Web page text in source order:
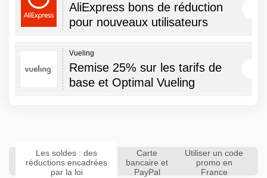
AliExpress bons de réduction
pour nouveaux utilisateurs
Vueling
Remise 25% sur les tarifs de
base et Optimal Vueling
Les soldes : des
réductions encadrées
par la loi
Carte
bancaire et
PayPal
Utiliser un code
promo en
France